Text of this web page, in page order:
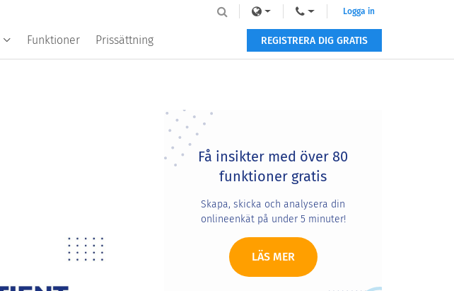
Funktioner Prissättning
Logga in
REGISTRERA DIG GRATIS
Primary
Sidebar
Få insikter med över 80
funktioner gratis
Skapa, skicka och analysera din
onlineenkät på under 5 minuter!
LÄS MER